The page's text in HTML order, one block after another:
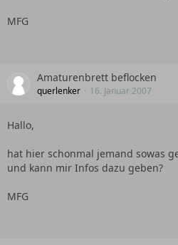
MFG
Amaturenbrett beflocken
querlenker 16. Januar 2007
Hallo,
hat hier schonmal jemand sowas
und kann mir Infos dazu geben?
MFG